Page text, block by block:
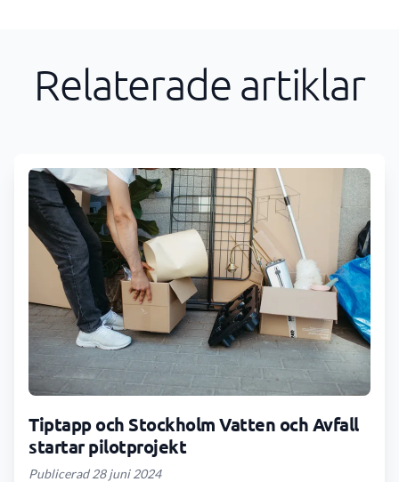
Relaterade artiklar
Tiptapp och Stockholm Vatten och Avfall
startar pilotprojekt
Publicerad 28 juni 2024